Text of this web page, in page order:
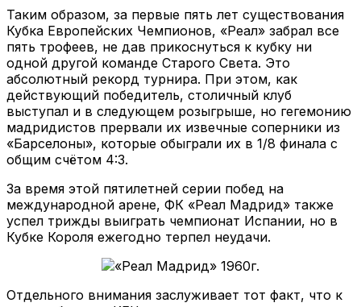
Таким образом, за первые пять лет существования
Кубка Европейских Чемпионов, «Реал» забрал все
пять трофеев, не дав прикоснуться к кубку ни
одной другой команде Старого Света. Это
абсолютный рекорд турнира. При этом, как
действующий победитель, столичный клуб
выступал и в следующем розыгрыше, но гегемонию
мадридистов прервали их извечные соперники из
«Барселоны», которые обыграли их в 1/8 финала с
общим счётом 4:3.
За время этой пятилетней серии побед на
международной арене, ФК «Реал Мадрид» также
успел трижды выиграть чемпионат Испании, но в
Кубке Короля ежегодно терпел неудачи.
Отдельного внимания заслуживает тот факт, что к